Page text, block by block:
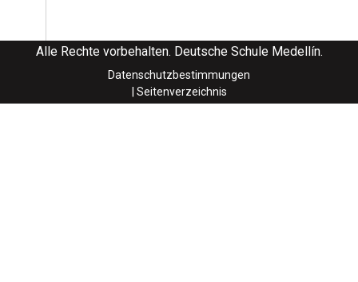
Alle Rechte vorbehalten. Deutsche Schule Medellín.
Datenschutzbestimmungen
| Seitenverzeichnis